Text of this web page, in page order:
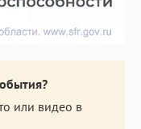
или видео в